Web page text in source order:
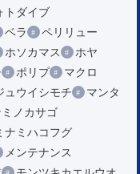
トダイブ
ベラ
ペリリュー
ホソカマス
ホヤ
ポリプ
マクロ
ュウイシモチ
マンタ
ノカサゴ
ナミハコフグ
メンテナンス